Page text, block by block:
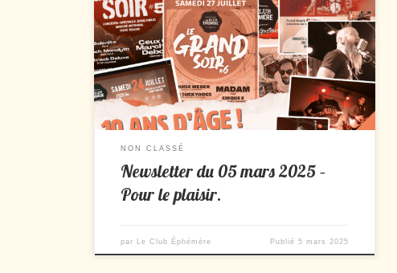
Bien le bonsoir, « Encore lui ? Il va jamais nous
lâcher celui là ! » Pardon, mais comme le mois de
mars va être assez chargé, on ne voudrait pas que
vous ratiez quoi que ce soit. Et puis on sait
comment vous êtes hein ! Il faut vous dire plusieurs
[…]
NON CLASSÉ
Newsletter du 05 mars 2025 –
Pour le plaisir.
par Le Club Éphémère Publié 5 mars 2025